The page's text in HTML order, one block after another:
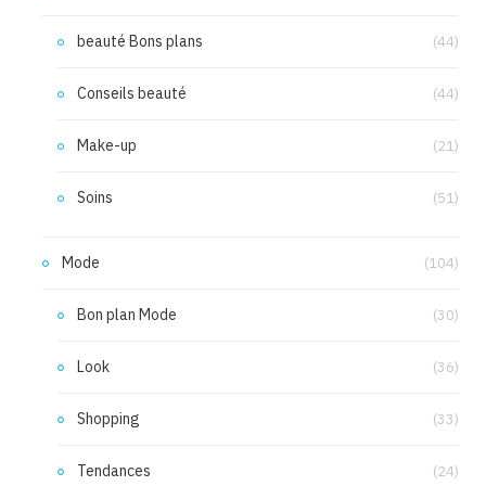
beauté Bons plans (44)
Conseils beauté (44)
Make-up (21)
Soins (51)
Mode (104)
Bon plan Mode (30)
Look (36)
Shopping (33)
Tendances (24)